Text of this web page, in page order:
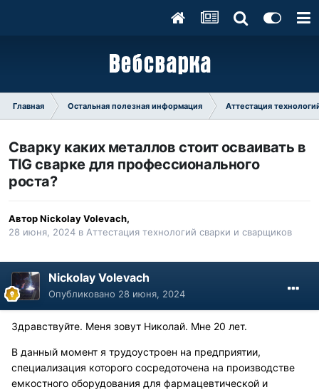
Главная Остальная полезная информация Аттестация
Сварку каких металлов стоит осваивать в
TIG сварке для профессионального
роста?
АвторNickolay Volevach,
28 июня, 2024 в Аттестация технологий сварки и сварщиков
Nickolay Volevach
Опубликовано 28 июня, 2024
Здравствуйте. Меня зовут Николай. Мне 20 лет.
В данный момент я трудоустроен на предприятии,
специализация которого сосредоточена на производстве
емкостного оборудования для фармацевтической и